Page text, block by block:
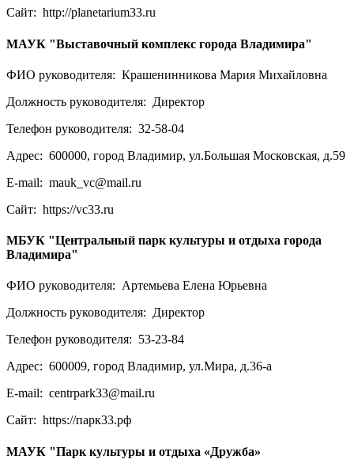
Сайт: http://planetarium33.ru
МАУК "Выставочный комплекс города Владимира"
ФИО руководителя: Крашенинникова Мария Михайловна
Должность руководителя: Директор
Телефон руководителя: 32-58-04
Адрес: 600000, город Владимир, ул.Большая Московская, д.59
E-mail: mauk_vc@mail.ru
Сайт: https://vc33.ru
МБУК "Центральный парк культуры и отдыха города
Владимира"
ФИО руководителя: Артемьева Елена Юрьевна
Должность руководителя: Директор
Телефон руководителя: 53-23-84
Адрес: 600009, город Владимир, ул.Мира, д.36-а
E-mail: centrpark33@mail.ru
Сайт: https://парк33.рф
МАУК "Парк культуры и отдыха «Дружба»